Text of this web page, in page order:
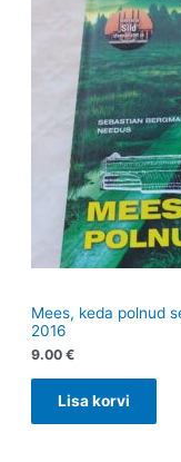
Mees, keda polnud
2016
9.00 €
Lisa korvi